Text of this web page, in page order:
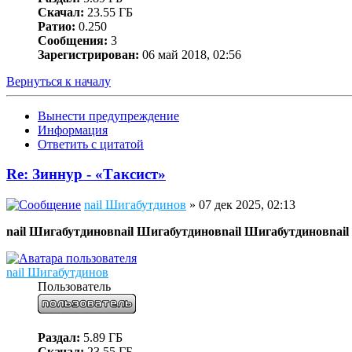
Скачал: 23.55 ГБ
Ратио: 0.250
Сообщения: 3
Зарегистрирован: 06 май 2018, 02:56
Вернуться к началу
Вынести предупреждение
Информация
Ответить с цитатой
Re: Зиннур - «Таксист»
nail Шигабутдинов » 07 дек 2025, 02:13
nail Шигабутдиновnail Шигабутдиновnail Шигабутдиновnail
nail Шигабутдинов
Пользователь
Раздал: 5.89 ГБ